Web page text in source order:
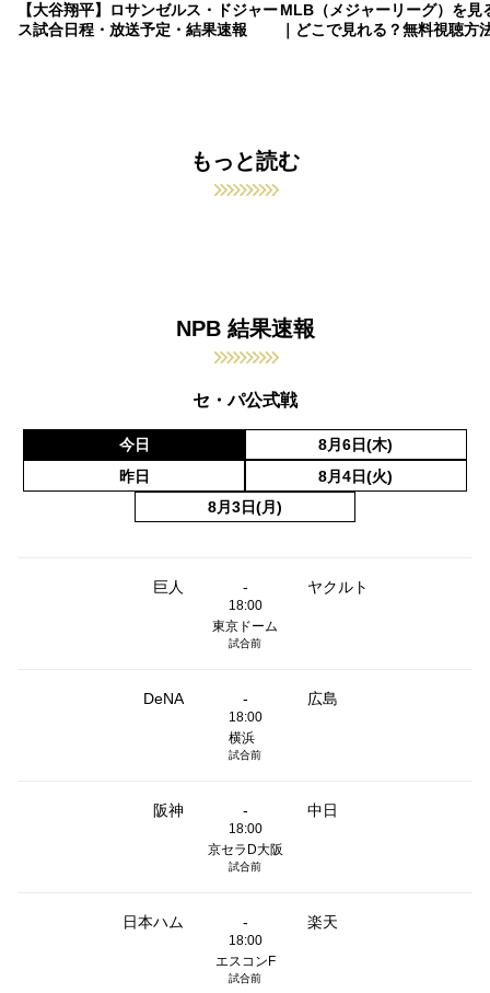
【大谷翔平】ロサンゼルス・ドジャー
ス試合日程・放送予定・結果速報
MLB（メジャーリーグ）を見
｜どこで見れる？無料視聴方
もっと読む
NPB 結果速報
セ・パ公式戦
今日
8月6日(木)
昨日
8月4日(火)
8月3日(月)
巨人 - ヤクルト
18:00
東京ドーム
試合前
DeNA - 広島
18:00
横浜
試合前
阪神 - 中日
18:00
京セラD大阪
試合前
日本ハム - 楽天
18:00
エスコンF
試合前